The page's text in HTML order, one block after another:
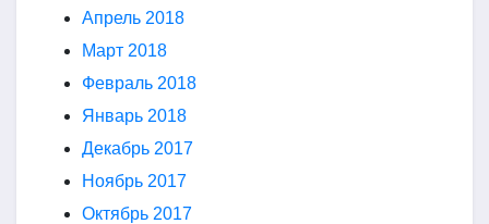
Апрель 2018
Март 2018
Февраль 2018
Январь 2018
Декабрь 2017
Ноябрь 2017
Октябрь 2017